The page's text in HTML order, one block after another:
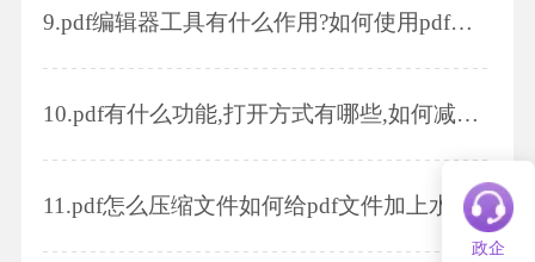
9.pdf编辑器工具有什么作用?如何使用pdf编辑器工具?
10.pdf有什么功能,打开方式有哪些,如何减小pdf文件大小
11.pdf怎么压缩文件如何给pdf文件加上水印
政企